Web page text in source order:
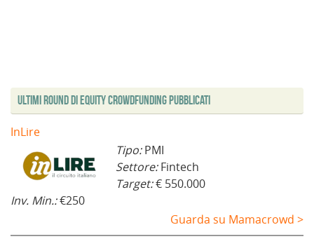
Ultimi Round di Equity Crowdfunding Pubblicati
InLire
Tipo:PMI
Settore:Fintech
Target:€ 550.000
Inv. Min.:€250
Guarda su Mamacrowd >